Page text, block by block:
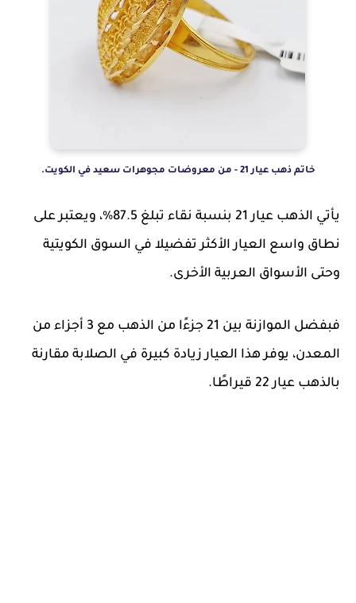
خاتم ذهب عيار 21 - من معروضات مجوهرات سعيد في الكويت.
يأتي الذهب عيار 21 بنسبة نقاء تبلغ 87.5%، ويعتبر على
نطاق واسع العيار الأكثر تفضيلا في السوق الكويتية
وحتى الأسواق العربية الأخرى.
فبفضل الموازنة بين 21 جزءًا من الذهب مع 3 أجزاء من
المعدن، يوفر هذا العيار زيادة كبيرة في الصلابة مقارنة
بالذهب عيار 22 قيراطًا.